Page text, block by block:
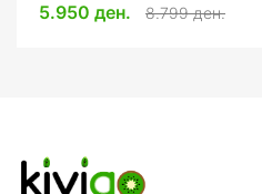
5.950 ден. 8.799 ден.